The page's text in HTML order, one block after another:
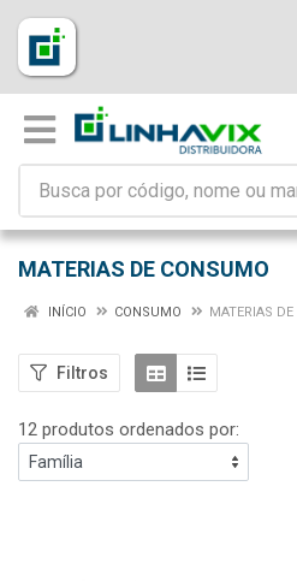
MATERIAS DE CONSUMO
INÍCIO CONSUMO MATERIAS
Filtros
12 produtos ordenados por: